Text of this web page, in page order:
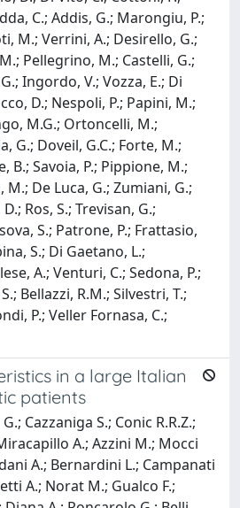
C.; Addis, G.; Marongiu, P.;
M.; Verrini, A.; Desirello, G.;
Pellegrino, M.; Castelli, G.;
Ingordo, V.; Vozza, E.; Di
D.; Nespoli, P.; Papini, M.;
M.G.; Ortoncelli, M.;
G.; Doveil, G.C.; Forte, M.;
B.; Savoia, P.; Pippione, M.;
De Luca, G.; Zumiani, G.;
Ros, S.; Trevisan, G.;
S.; Patrone, P.; Frattasio,
S.; Di Gaetano, L.;
A.; Venturi, C.; Sedona, P.;
Bellazzi, R.M.; Silvestri, T.;
P.; Veller Fornasa, C.;
in a large Italian
patients
Cazzaniga S.; Conic R.R.Z.;
A.; Azzini M.; Mocci
A.; Bernardini L.; Campanati
A.; Norat M.; Gualco F.;